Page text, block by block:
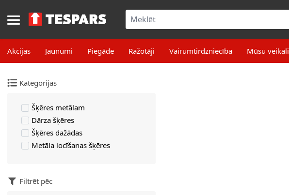
Akcijas Jaunumi Piegāde Ražotāji Vairumtirdzniecība Mūsu veikali
Filtrēt pēc
Kategorijas
Šķēres metālam
Dārza šķēres
Šķēres dažādas
Metāla locīšanas šķēres